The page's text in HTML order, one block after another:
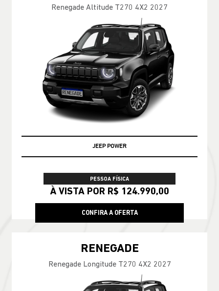
Renegade Altitude T270 4X2 2027
JEEP POWER
PESSOA FÍSICA
À VISTA POR R$ 124.990,00
CONFIRA A OFERTA
RENEGADE
Renegade Longitude T270 4X2 2027